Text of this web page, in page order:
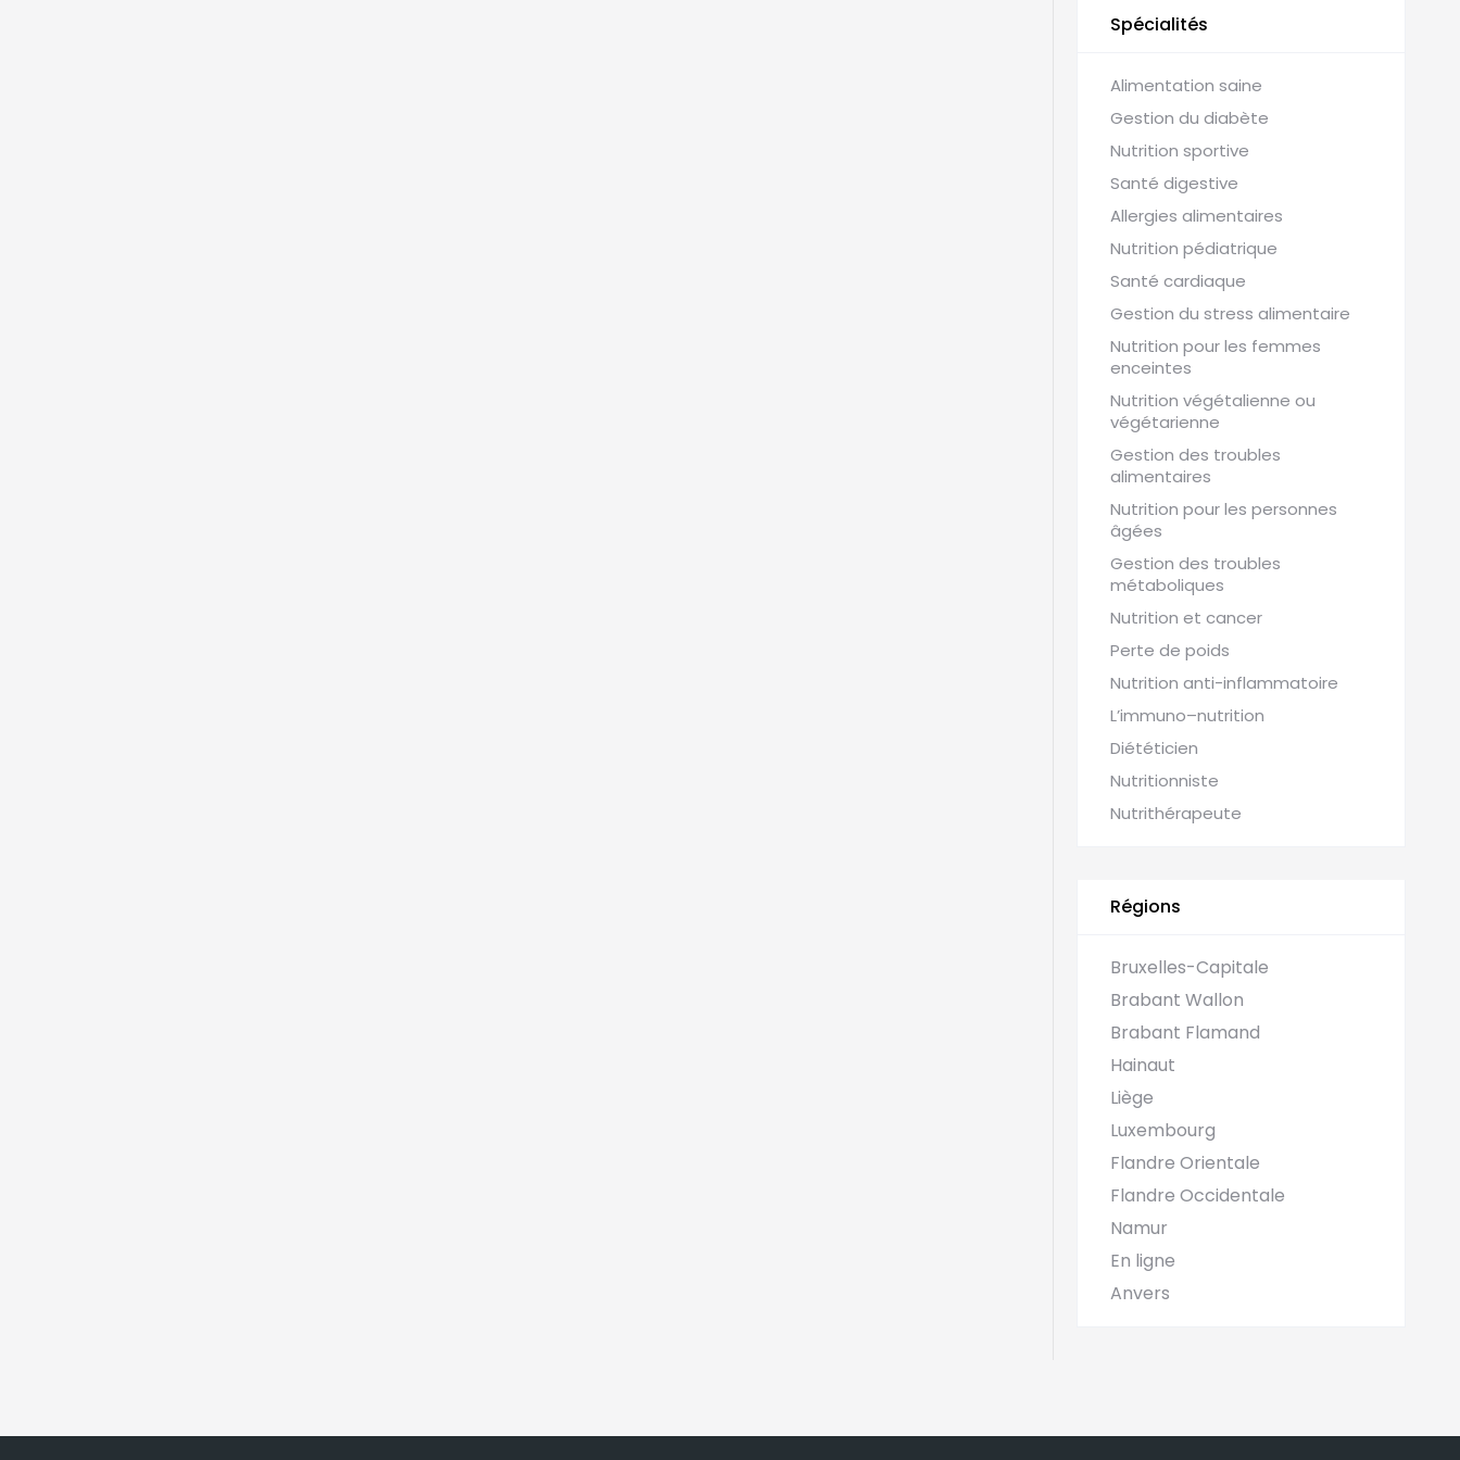
Spécialités
Alimentation saine
Gestion du diabète
Nutrition sportive
Santé digestive
Allergies alimentaires
Nutrition pédiatrique
Santé cardiaque
Gestion du stress alimentaire
Nutrition pour les femmes
enceintes
Nutrition végétalienne ou
végétarienne
Gestion des troubles
alimentaires
Nutrition pour les personnes
âgées
Gestion des troubles
métaboliques
Nutrition et cancer
Perte de poids
Nutrition anti-inflammatoire
L’immuno–nutrition
Diététicien
Nutritionniste
Nutrithérapeute
Régions
Bruxelles-Capitale
Brabant Wallon
Brabant Flamand
Hainaut
Liège
Luxembourg
Flandre Orientale
Flandre Occidentale
Namur
En ligne
Anvers